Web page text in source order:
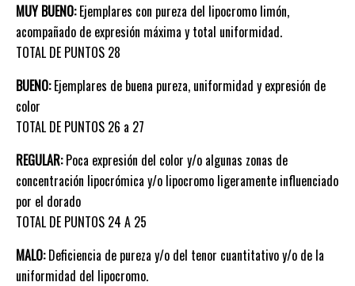
MUY BUENO:Ejemplares con pureza del lipocromo limón,
acompañado de expresión máxima y total uniformidad.
TOTAL DE PUNTOS 28
BUENO:Ejemplares de buena pureza, uniformidad y expresión de
color
TOTAL DE PUNTOS 26 a 27
REGULAR:Poca expresión del color y/o algunas zonas de
concentración lipocrómica y/o lipocromo ligeramente influenciado
por el dorado
TOTAL DE PUNTOS 24 A 25
MALO:Deficiencia de pureza y/o del tenor cuantitativo y/o de la
uniformidad del lipocromo.